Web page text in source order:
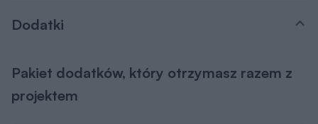
Dodatki
Pakiet dodatków, który otrzymasz razem z
projektem